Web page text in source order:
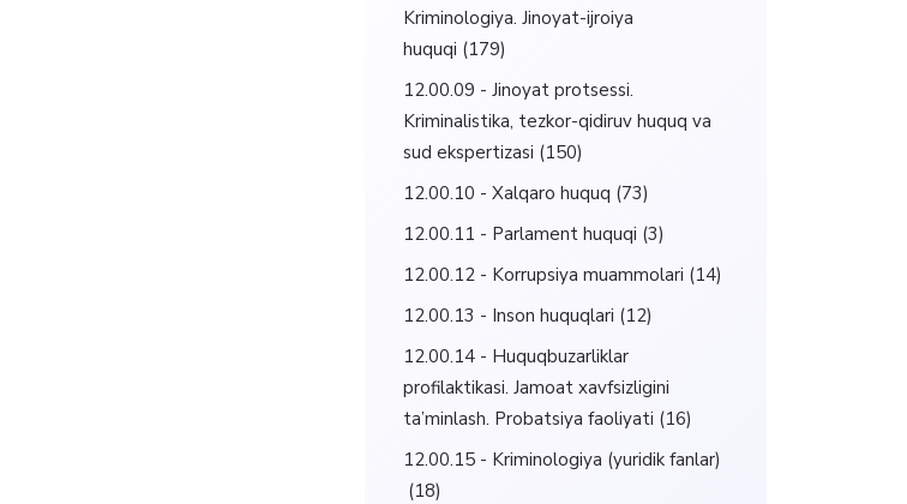
Kriminologiya. Jinoyat-ijroiya
huquqi (179)
12.00.09 - Jinoyat protsessi.
Kriminalistika, tezkor-qidiruv huquq va
sud ekspertizasi (150)
12.00.10 - Xalqaro huquq (73)
12.00.11 - Parlament huquqi (3)
12.00.12 - Korrupsiya muammolari (14)
12.00.13 - Inson huquqlari (12)
12.00.14 - Huquqbuzarliklar
profilaktikasi. Jamoat xavfsizligini
ta’minlash. Probatsiya faoliyati (16)
12.00.15 - Kriminologiya (yuridik fanlar)
(18)